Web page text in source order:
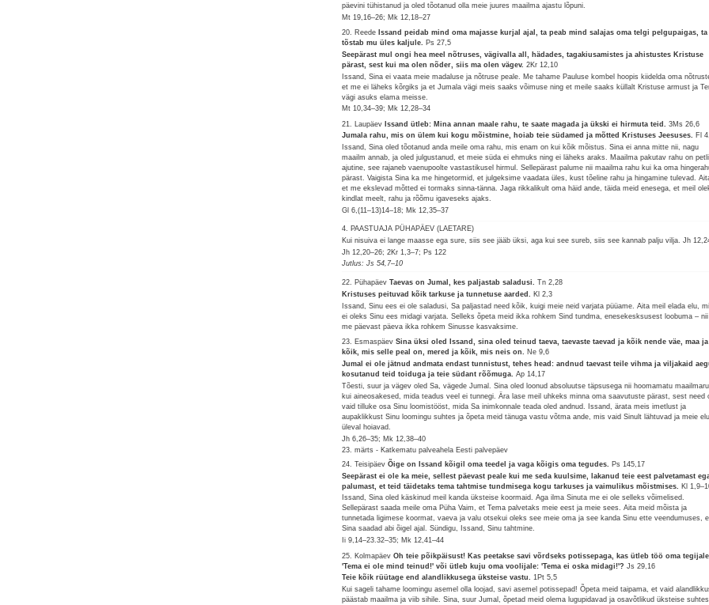
päevini tühistanud ja oled tõotanud olla meie juures maailma ajastu lõpuni.
Mt 19,16–26; Mk 12,18–27
20. Reede Issand peidab mind oma majasse kurjal ajal, ta peab mind salajas oma telgi pelgupaigas, ta
tõstab mu üles kaljule. Ps 27,5
Seepärast mul ongi hea meel nõtruses, vägivalla all, hädades, tagakiusamistes ja ahistustes Kristuse
pärast, sest kui ma olen nõder, siis ma olen vägev.2Kr 12,10
Issand, Sina ei vaata meie madaluse ja nõtruse peale. Me tahame Pauluse kombel hoopis kiidelda oma
et me ei läheks kõrgiks ja et Jumala vägi meis saaks võimuse ning et meile saaks küllalt Kristuse armust ja
vägi asuks elama meisse.
Mt 10,34–39; Mk 12,28–34
21. Laupäev Issand ütleb: Mina annan maale rahu, te saate magada ja ükski ei hirmuta teid.3Ms 26,6
Jumala rahu, mis on ülem kui kogu mõistmine, hoiab teie südamed ja mõtted Kristuses Jeesuses. Fl
Issand, Sina oled tõotanud anda meile oma rahu, mis enam on kui kõik mõistus. Sina ei anna mitte nii, nagu
maailm annab, ja oled julgustanud, et meie süda ei ehmuks ning ei läheks araks. Maailma pakutav rahu on
ajutine, see rajaneb vaenupoolte vastastikusel hirmul. Sellepärast palume nii maailma rahu kui ka oma
pärast. Vaigista Sina ka me hingetormid, et julgeksime vaadata üles, kust tõeline rahu ja hingamine tulevad.
et me ekslevad mõtted ei tormaks sinna-tänna. Jaga rikkalikult oma häid ande, täida meid enesega, et meil
kindlat meelt, rahu ja rõõmu igaveseks ajaks.
Gl 6,(11–13)14–18; Mk 12,35–37
4. PAASTUAJA PÜHAPÄEV (LAETARE)
Kui nisuiva ei lange maasse ega sure, siis see jääb üksi, aga kui see sureb, siis see kannab palju vilja.Jh
Jh 12,20–26; 2Kr 1,3–7; Ps 122
Jutlus: Js 54,7–10
22. PühapäevTaevas on Jumal, kes paljastab saladusi.Tn 2,28
Kristuses peituvad kõik tarkuse ja tunnetuse aarded. Kl 2,3
Issand, Sinu ees ei ole saladusi, Sa paljastad need kõik, kuigi meie neid varjata püüame. Aita meil elada elu,
ei oleks Sinu ees midagi varjata. Selleks õpeta meid ikka rohkem Sind tundma, enesekesksusest loobuma –
me päevast päeva ikka rohkem Sinusse kasvaksime.
23. EsmaspäevSina üksi oled Issand, sina oled teinud taeva, taevaste taevad ja kõik nende väe, maa ja
kõik, mis selle peal on, mered ja kõik, mis neis on. Ne 9,6
Jumal ei ole jätnud andmata endast tunnistust, tehes head: andnud taevast teile vihma ja viljakaid
kosutanud teid toiduga ja teie südant rõõmuga.Ap 14,17
Tõesti, suur ja vägev oled Sa, vägede Jumal. Sina oled loonud absoluutse täpsusega nii hoomamatu
kui aineosakesed, mida teadus veel ei tunnegi. Ära lase meil uhkeks minna oma saavutuste pärast, sest need
vaid tilluke osa Sinu loomistööst, mida Sa inimkonnale teada oled andnud. Issand, ärata meis imetlust ja
aupaklikkust Sinu loomingu suhtes ja õpeta meid tänuga vastu võtma ande, mis vaid Sinult lähtuvad ja meie elu
üleval hoiavad.
Jh 6,26–35; Mk 12,38–40
23. märts - Katkematu palveahela Eesti palvepäev
24. TeisipäevÕige on Issand kõigil oma teedel ja vaga kõigis oma tegudes. Ps 145,17
Seepärast ei ole ka meie, sellest päevast peale kui me seda kuulsime, lakanud teie eest palvetamast
palumast, et teid täidetaks tema tahtmise tundmisega kogu tarkuses ja vaimulikus mõistmises. Kl
Issand, Sina oled käskinud meil kanda üksteise koormaid. Aga ilma Sinuta me ei ole selleks võimelised.
Sellepärast saada meile oma Püha Vaim, et Tema palvetaks meie eest ja meie sees. Aita meid mõista ja
tunnetada ligimese koormat, vaeva ja valu otsekui oleks see meie oma ja see kanda Sinu ette veendumuses,
Sina saadad abi õigel ajal. Sündigu, Issand, Sinu tahtmine.
Ii 9,14–23.32–35; Mk 12,41–44
25. KolmapäevOh teie põikpäisust! Kas peetakse savi võrdseks potissepaga, kas ütleb töö oma
'Tema ei ole mind teinud!' või ütleb kuju oma voolijale: 'Tema ei oska midagi!'?Js 29,16
Teie kõik rüütage end alandlikkusega üksteise vastu.1Pt 5,5
Kui sageli tahame loomingu asemel olla loojad, savi asemel potissepad! Õpeta meid taipama, et vaid
päästab maailma ja viib sihile. Sina, suur Jumal, õpetad meid olema lugupidavad ja osavõtlikud üksteise